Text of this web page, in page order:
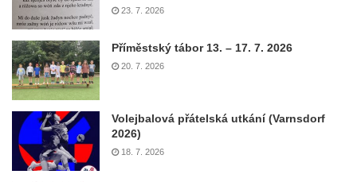
23. 7. 2026
Příměstský tábor 13. – 17. 7. 2026
20. 7. 2026
Volejbalová přátelská utkání (Varnsdorf
2026)
18. 7. 2026